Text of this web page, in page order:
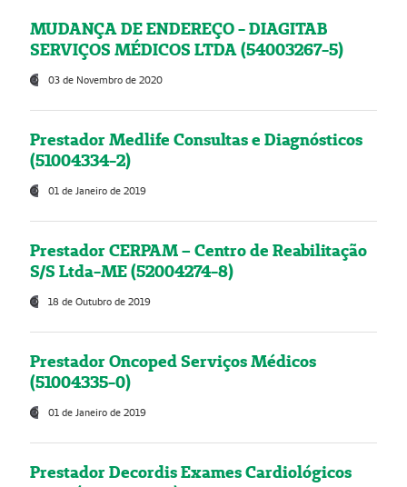
MUDANÇA DE ENDEREÇO - DIAGITAB
SERVIÇOS MÉDICOS LTDA (54003267-5)
03 de Novembro de 2020
Prestador Medlife Consultas e Diagnósticos
(51004334-2)
01 de Janeiro de 2019
Prestador CERPAM – Centro de Reabilitação
S/S Ltda-ME (52004274-8)
18 de Outubro de 2019
Prestador Oncoped Serviços Médicos
(51004335-0)
01 de Janeiro de 2019
Prestador Decordis Exames Cardiológicos